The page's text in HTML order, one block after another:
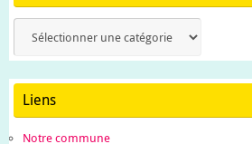
Liens
Notre commune